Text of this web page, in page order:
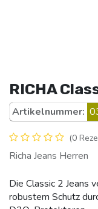
RICHA
Artikelnummer:
(0
Richa Jeans Herren
Die Classic 2
robustem Schutz